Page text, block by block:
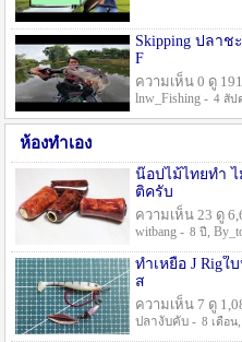
Skipping ปลาช
F
ความเห็น 0 ดู 191
lnw_Fishing - 4 สัป
ห้องทำเอง
น๊อปไม้ไทยทำ
ติครับ
ความเห็น 23 ดู
witbang - 8 ปี ,
ทำเหยื่อ J Rigใ
ส
ความเห็น 7 ดู
ปลางับคับ - 8 เดือน